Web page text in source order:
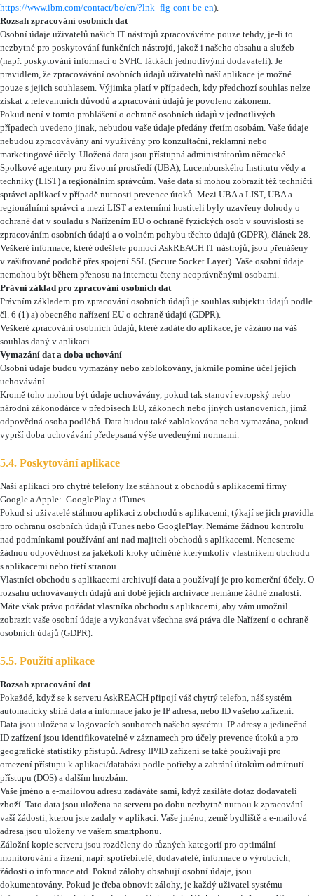
https://www.ibm.com/contact/be/en/?lnk=flg-cont-be-en).
Rozsah zpracování osobních dat
Osobní údaje uživatelů našich IT nástrojů zpracováváme pouze tehdy, je-li to
nezbytné pro poskytování funkčních nástrojů, jakož i našeho obsahu a služeb
(např. poskytování informací o SVHC látkách jednotlivými dodavateli). Je
pravidlem, že zpracovávání osobních údajů uživatelů naší aplikace je možné
pouze s jejich souhlasem. Výjimka platí v případech, kdy předchozí souhlas nelze
získat z relevantních důvodů a zpracování údajů je povoleno zákonem.
Pokud není v tomto prohlášení o ochraně osobních údajů v jednotlivých
případech uvedeno jinak, nebudou vaše údaje předány třetím osobám. Vaše údaje
nebudou zpracovávány ani využívány pro konzultační, reklamní nebo
marketingové účely. Uložená data jsou přístupná administrátorům německé
Spolkové agentury pro životní prostředí (UBA), Lucemburského Institutu vědy a
techniky (LIST) a regionálním správcům. Vaše data si mohou zobrazit též techničtí
správci aplikací v případě nutnosti prevence útoků. Mezi UBA a LIST, UBA a
regionálními správci a mezi LIST a externími hostiteli byly uzavřeny dohody o
ochraně dat v souladu s Nařízením EU o ochraně fyzických osob v souvislosti se
zpracováním osobních údajů a o volném pohybu těchto údajů (GDPR), článek 28.
Veškeré informace, které odešlete pomocí AskREACH IT nástrojů, jsou přenášeny
v zašifrované podobě přes spojení SSL (Secure Socket Layer). Vaše osobní údaje
nemohou být během přenosu na internetu čteny neoprávněnými osobami.
Právní základ pro zpracování osobních dat
Právním základem pro zpracování osobních údajů je souhlas subjektu údajů podle
čl. 6 (1) a) obecného nařízení EU o ochraně údajů (GDPR).
Veškeré zpracování osobních údajů, které zadáte do aplikace, je vázáno na váš
souhlas daný v aplikaci.
Vymazání dat a doba uchování
Osobní údaje budou vymazány nebo zablokovány, jakmile pomine účel jejich
uchovávání.
Kromě toho mohou být údaje uchovávány, pokud tak stanoví evropský nebo
národní zákonodárce v předpisech EU, zákonech nebo jiných ustanoveních, jimž
odpovědná osoba podléhá. Data budou také zablokována nebo vymazána, pokud
vyprší doba uchovávání předepsaná výše uvedenými normami.
5.4. Poskytování aplikace
Naši aplikaci pro chytré telefony lze stáhnout z obchodů s aplikacemi firmy
Google a Apple: GooglePlay a iTunes.
Pokud si uživatelé stáhnou aplikaci z obchodů s aplikacemi, týkají se jich pravidla
pro ochranu osobních údajů iTunes nebo GooglePlay. Nemáme žádnou kontrolu
nad podmínkami používání ani nad majiteli obchodů s aplikacemi. Neneseme
žádnou odpovědnost za jakékoli kroky učiněné kterýmkoliv vlastníkem obchodu
s aplikacemi nebo třetí stranou.
Vlastníci obchodu s aplikacemi archivují data a používají je pro komerční účely. O
rozsahu uchovávaných údajů ani době jejich archivace nemáme žádné znalosti.
Máte však právo požádat vlastníka obchodu s aplikacemi, aby vám umožnil
zobrazit vaše osobní údaje a vykonávat všechna svá práva dle Nařízení o ochraně
osobních údajů (GDPR).
5.5. Použití aplikace
Rozsah zpracování dat
Pokaždé, když se k serveru AskREACH připojí váš chytrý telefon, náš systém
automaticky sbírá data a informace jako je IP adresa, nebo ID vašeho zařízení.
Data jsou uložena v logovacích souborech našeho systému. IP adresy a jedinečná
ID zařízení jsou identifikovatelné v záznamech pro účely prevence útoků a pro
geografické statistiky přístupů. Adresy IP/ID zařízení se také používají pro
omezení přístupu k aplikaci/databázi podle potřeby a zabrání útokům odmítnutí
přístupu (DOS) a dalším hrozbám.
Vaše jméno a e-mailovou adresu zadáváte sami, když zasíláte dotaz dodavateli
zboží. Tato data jsou uložena na serveru po dobu nezbytně nutnou k zpracování
vaší žádosti, kterou jste zadaly v aplikaci. Vaše jméno, země bydliště a e-mailová
adresa jsou uloženy ve vašem smartphonu.
Záložní kopie serveru jsou rozděleny do různých kategorií pro optimální
monitorování a řízení, např. spotřebitelé, dodavatelé, informace o výrobcích,
žádosti o informace atd. Pokud zálohy obsahují osobní údaje, jsou
dokumentovány. Pokud je třeba obnovit zálohy, je každý uživatel systému